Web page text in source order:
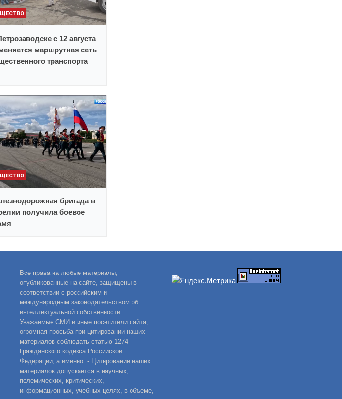
с 12 августа
маршрутная сеть
транспорта
бригада в
получила боевое
Все права на любые материалы,
опубликованные на сайте, защищены в
соответствии с российским и
международным законодательством об
интеллектуальной собственности.
Уважаемые СМИ и иные посетители сайта,
огромная просьба при цитировании наших
материалов соблюдать статью 1274
Гражданского кодекса Российской
Федерации, а именно: - Цитирование наших
материалов допускается в научных,
полемических, критических,
информационных, учебных целях, в объеме,